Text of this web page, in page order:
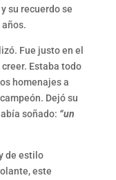
su recuerdo se
Fue justo en el
Estaba todo
homenajes a
Dejó su
soñado: “un
de estilo
este